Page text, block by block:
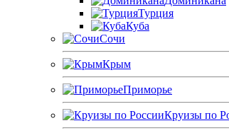
Турция
Куба
Сочи
Крым
Приморье
Круизы по